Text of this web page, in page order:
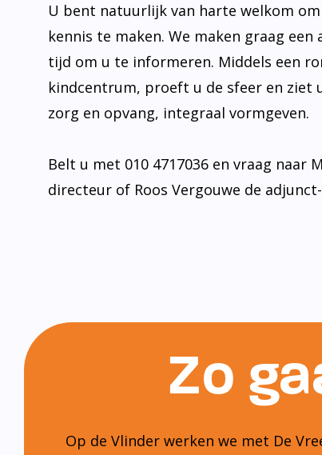
U bent natuurlijk van harte welkom
kennis te maken. We maken graag een
tijd om u te informeren. Middels een
kindcentrum, proeft u de sfeer en ziet
zorg en opvang, integraal vormgeven.
Belt u met 010 4717036 en vraag naar
directeur of Roos Vergouwe de
Zo
Op de Vlinder werken we met De